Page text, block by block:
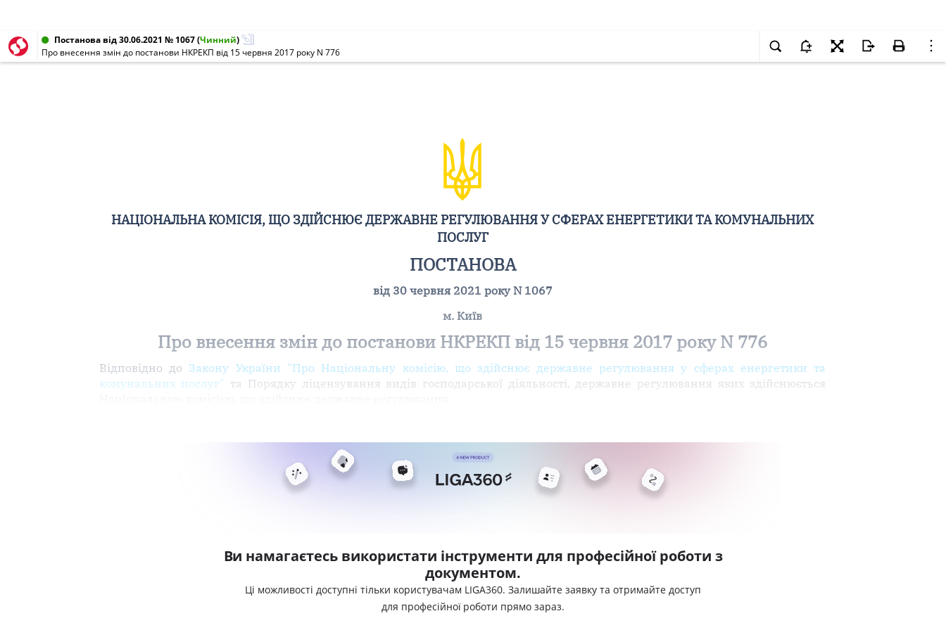
Постанова від 30.06.2021 № 1067(Чинний)
Про внесення змін до постанови НКРЕКП від 15 червня 2017 року N 776
НАЦІОНАЛЬНА КОМІСІЯ, ЩО ЗДІЙСНЮЄ ДЕРЖАВНЕ РЕГУЛЮВАННЯ У СФЕРАХ ЕНЕРГЕТИКИ ТА КОМУНАЛЬНИХ
ПОСЛУГ
ПОСТАНОВА
від 30 червня 2021 року N 1067
м. Київ
Про внесення змін до постанови НКРЕКП від 15 червня 2017 року N 776
Відповідно до Закону України "Про Національну комісію, що здійснює державне регулювання у сферах енергетики та
комунальних послуг" та Порядку ліцензування видів господарської діяльності, державне регулювання яких здійснюється
Ви намагаєтесь використати інструменти для професійної роботи з
документом.
Ці можливості доступні тільки користувачам LIGA360. Залишайте заявку та отримайте доступ
для професійної роботи прямо зараз.